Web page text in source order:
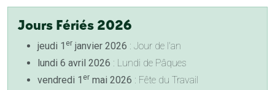
Jours Fériés 2026
jeudi 1 er janvier 2026 : Jour de l'an
lundi 6 avril 2026 : Lundi de Pâques
vendredi 1 er mai 2026 : Fête du Travail